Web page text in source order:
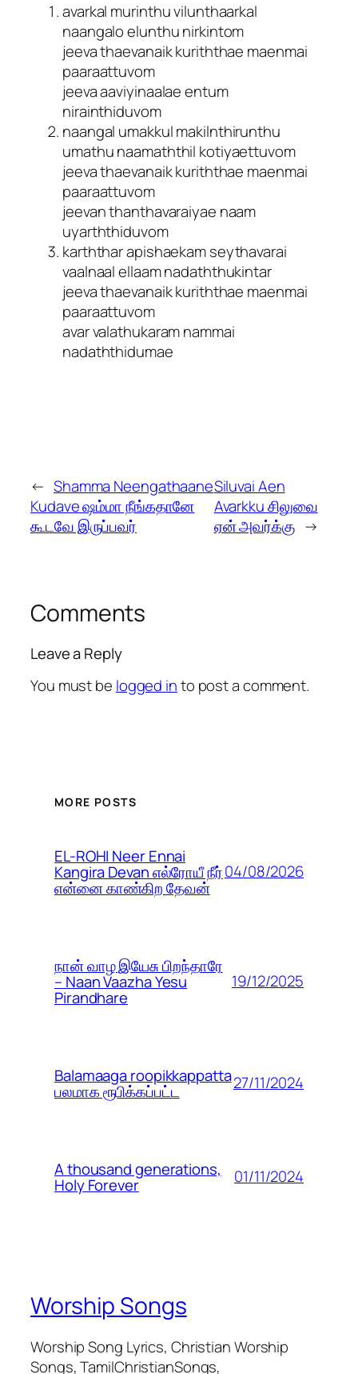
avarkal murinthu vilunthaarkal
naangalo elunthu nirkintom
jeeva thaevanaik kuriththae maenmai
paaraattuvom
jeeva aaviyinaalae entum
nirainthiduvom
naangal umakkul makilnthirunthu
umathu naamaththil kotiyaettuvom
jeeva thaevanaik kuriththae maenmai
paaraattuvom
jeevan thanthavaraiyae naam
uyarththiduvom
karththar apishaekam seythavarai
vaalnaal ellaam nadaththukintar
jeeva thaevanaik kuriththae maenmai
paaraattuvom
avar valathukaram nammai
nadaththidumae
← Shamma Neengathaane
Kudave ஷம்மா நீங்கதானே
கூடவே இருப்பவர்
Siluvai Aen
Avarkku சிலுவை
ஏன் அவர்க்கு →
Comments
Leave a Reply
You must be logged into post a comment.
MORE POSTS
EL-ROHI Neer Ennai
Kangira Devan எல்ரோயீ நீர்
என்னை காண்கிற தேவன்
04/08/2026
நான் வாழ இயேசு பிறந்தாரே
– Naan Vaazha Yesu
Pirandhare
19/12/2025
Balamaaga roopikkappatta
பலமாக ரூபிக்கப்பட்ட 27/11/2024
A thousand generations,
Holy Forever 01/11/2024
Worship Songs
Worship Song Lyrics, Christian Worship
Songs, TamilChristianSongs,